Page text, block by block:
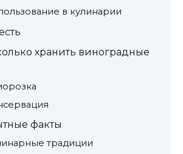
в кулинарии
хранить виноградные
факты
традиции